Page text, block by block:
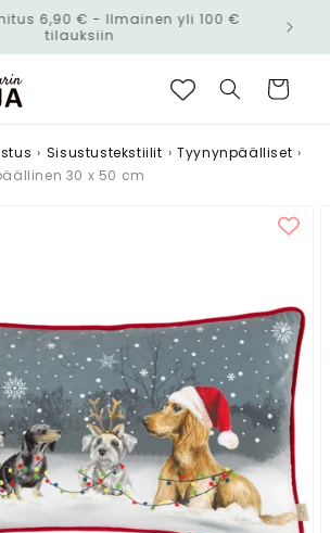
6,90 € - Ilmainen yli 100 €
tilauksiin
Ostoskori
› Sisustustekstiilit › Tyynynpäälliset ›
30 x 50 cm